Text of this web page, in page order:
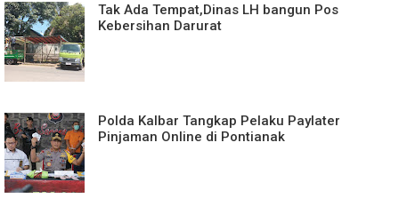
Tak Ada Tempat,Dinas LH bangun Pos
Kebersihan Darurat
Polda Kalbar Tangkap Pelaku Paylater
Pinjaman Online di Pontianak